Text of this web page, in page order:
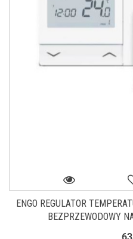
ENGO REGULATOR
BEZPRZEWODOWY